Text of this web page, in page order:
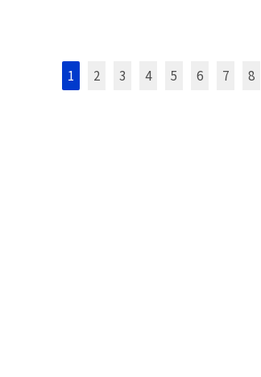
1 2 3 4 5 6 7 8